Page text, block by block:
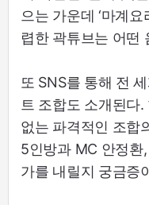
으는 가운데 ‘마계
렵한 곽튜브는 어떤
또 SNS를 통해 전
트 조합도 소개된다
없는 파격적인 조합
5인방과 MC 안정환
가를 내릴지 궁금증